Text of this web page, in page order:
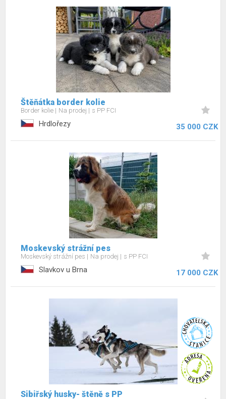
Štěňátka border kolie
Border kolie Na prodej s PP FCI
Hrdlořezy 35 000 CZK
Moskevský strážní pes
Moskevský strážní pes Na prodej s PP FCI
Slavkov u Brna 17 000 CZK
Sibiřský husky- štěně s PP